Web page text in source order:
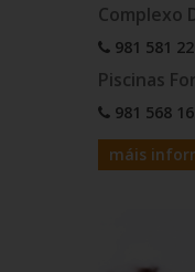
Complexo
981 581
Piscinas
981 568
máis